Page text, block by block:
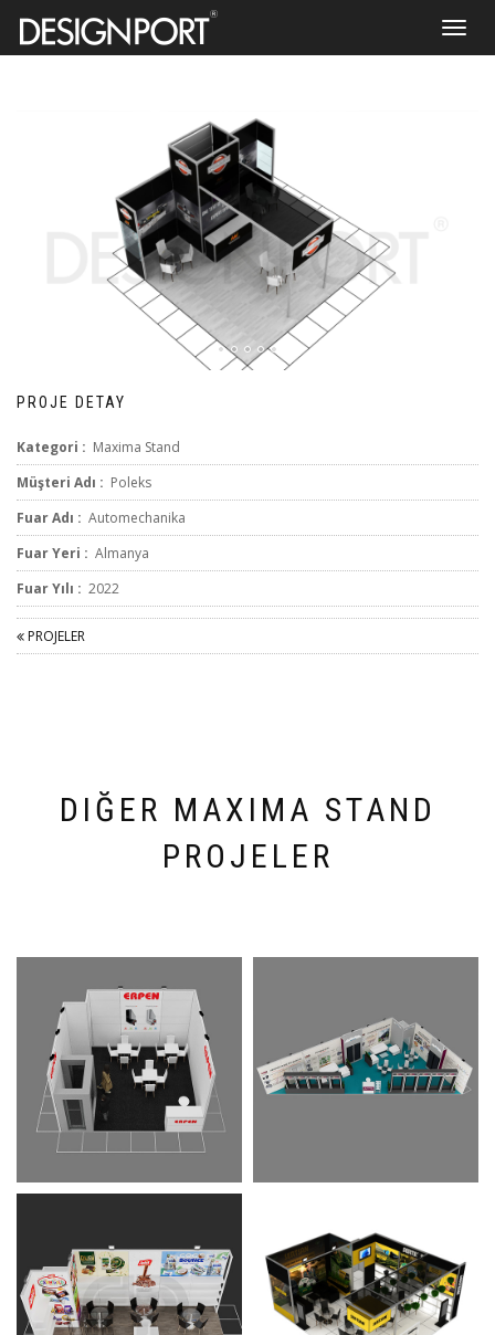
Toggle
PROJE DETAY
Kategori : Maxima Stand
Müşteri Adı : Poleks
Fuar Adı : Automechanika
Fuar Yeri : Almanya
Fuar Yılı : 2022
PROJELER
DIĞER MAXIMA STAND
PROJELER